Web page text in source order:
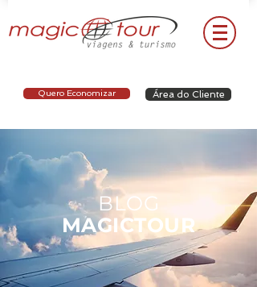
Quero Economizar Área do Cliente
BLOG
MAGICTOUR